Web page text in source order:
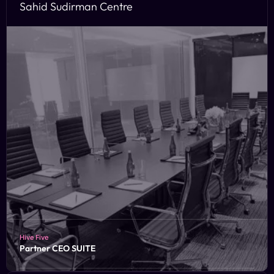
Sahid Sudirman Centre
Hive Five
Partner CEO SUITE